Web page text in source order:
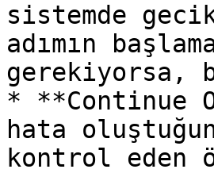
sistemde
adımın
* **Continue
hata
kontrol